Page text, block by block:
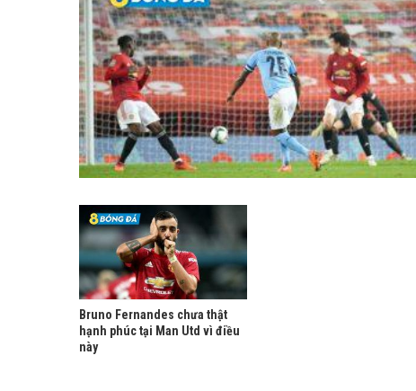
Bruno Fernandes chưa thật
hạnh phúc tại Man Utd vì điều
này